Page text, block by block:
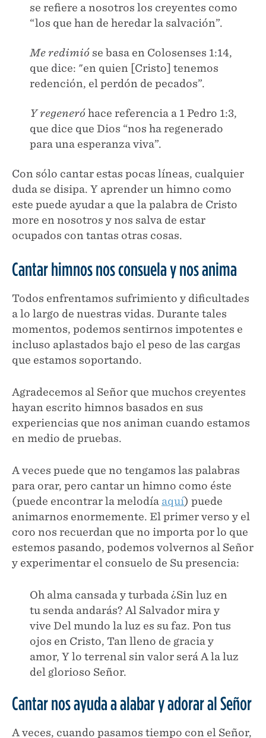
se refiere a nosotros los creyentes como
“los que han de heredar la salvación”.
Me redimió se basa en Colosenses 1:14,
que dice: "en quien [Cristo] tenemos
redención, el perdón de pecados”.
Y regeneróhace referencia a 1 Pedro 1:3,
que dice que Dios “nos ha regenerado
para una esperanza viva”.
Con sólo cantar estas pocas líneas, cualquier
duda se disipa. Y aprender un himno como
este puede ayudar a que la palabra de Cristo
more en nosotros y nos salva de estar
ocupados con tantas otras cosas.
Cantar himnos nos consuela y nos anima
Todos enfrentamos sufrimiento y dificultades
a lo largo de nuestras vidas. Durante tales
momentos, podemos sentirnos impotentes e
incluso aplastados bajo el peso de las cargas
que estamos soportando.
Agradecemos al Señor que muchos creyentes
hayan escrito himnos basados en sus
experiencias que nos animan cuando estamos
en medio de pruebas.
A veces puede que no tengamos las palabras
para orar, pero cantar un himno como éste
(puede encontrar la melodía aquí) puede
animarnos enormemente. El primer verso y el
coro nos recuerdan que no importa por lo que
estemos pasando, podemos volvernos al Señor
y experimentar el consuelo de Su presencia:
Oh alma cansada y turbada ¿Sin luz en
tu senda andarás? Al Salvador mira y
vive Del mundo la luz es su faz. Pon tus
ojos en Cristo, Tan lleno de gracia y
amor, Y lo terrenal sin valor será A la luz
del glorioso Señor.
Cantar nos ayuda a alabar y adorar al Señor
A veces, cuando pasamos tiempo con el Señor,